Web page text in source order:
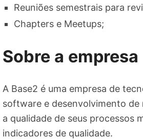
Reuniões semestrais para
Chapters e Meetups;
Sobre a empresa
A Base2 é uma empresa de
software e desenvolvimento
a qualidade de seus processos
indicadores de qualidade.